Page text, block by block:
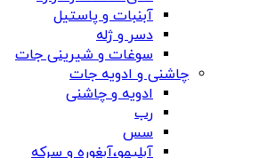
آبنبات و پاستیل
دسر و ژله
سوغات و شیرینی جات
چاشنی و ادویه جات
ادویه و چاشنی
رب
سس
آبلیمو،آبغوره و سرکه